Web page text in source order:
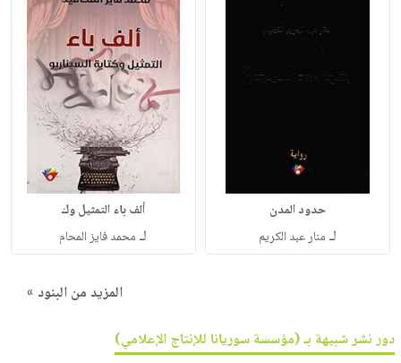
حدود المدن
لـ منار عبد الكريم
ألف باء التمثيل وك
لـ محمد فايز المحام
المزيد من البنود »
دور نشر شبيهة بـ (مؤسسة سوريانا للإنتاج الإعلامي)